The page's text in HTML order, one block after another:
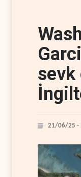
sevk
21/06/25 -